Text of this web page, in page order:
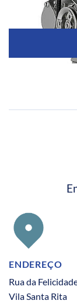
ENDEREÇO
Rua da
Vila Santa Rita